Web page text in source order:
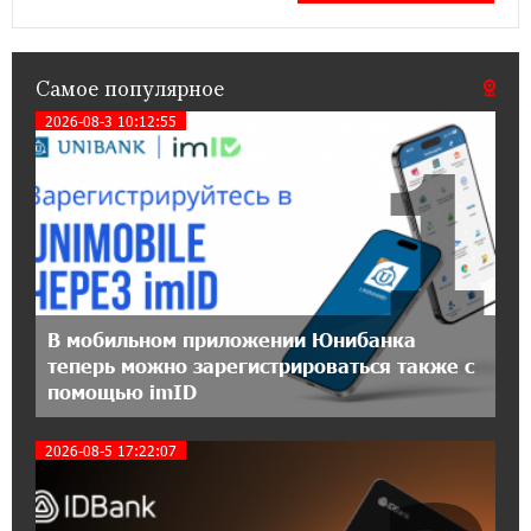
Flyone: Idram&IDBank
11:30:15 17-07-2026
Ucom и Microsoft Innovation Center помогают
школьникам развивать навыки
кибербезопасности
При поддержке Ucom в Шенаване
установлена солнечная станция мощностью
10 кВт
Юнибанк разыграет поездку в Италию среди
новых держателей карт Mastercard World
«Travel»
Самое популярное
2026-08-3 10:12:55
В мобильном приложении Юнибанка
теперь можно зарегистрироваться также с
помощью imID
1
2026-08-5 17:22:07